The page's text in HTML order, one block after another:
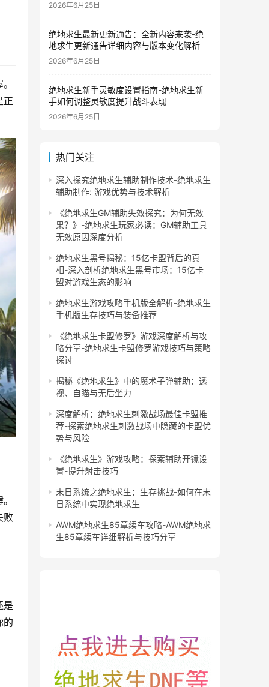
正
败
是
的
2026年6月25日
绝地求生最新更新通告：全新内容来袭-绝
地求生更新通告详细内容与版本变化解析
2026年6月25日
绝地求生新手灵敏度设置指南-绝地求生新
手如何调整灵敏度提升战斗表现
2026年6月25日
热门关注
深入探究绝地求生辅助制作技术-绝地求生
辅助制作: 游戏优势与技术解析
《绝地求生GM辅助失效探究：为何无效
果？》-绝地求生玩家必读：GM辅助工具
无效原因深度分析
绝地求生黑号揭秘：15亿卡盟背后的真
相-深入剖析绝地求生黑号市场：15亿卡
盟对游戏生态的影响
绝地求生游戏攻略手机版全解析-绝地求生
手机版生存技巧与装备推荐
《绝地求生卡盟修罗》游戏深度解析与攻
略分享-绝地求生卡盟修罗游戏技巧与策略
探讨
揭秘《绝地求生》中的魔术子弹辅助：透
视、自瞄与无后坐力
深度解析：绝地求生刺激战场最佳卡盟推
荐-探索绝地求生刺激战场中隐藏的卡盟优
势与风险
《绝地求生》游戏攻略：探索辅助开镜设
置-提升射击技巧
末日系统之绝地求生：生存挑战-如何在末
日系统中实现绝地求生
AWM绝地求生85章续车攻略-AWM绝地求
生85章续车详细解析与技巧分享